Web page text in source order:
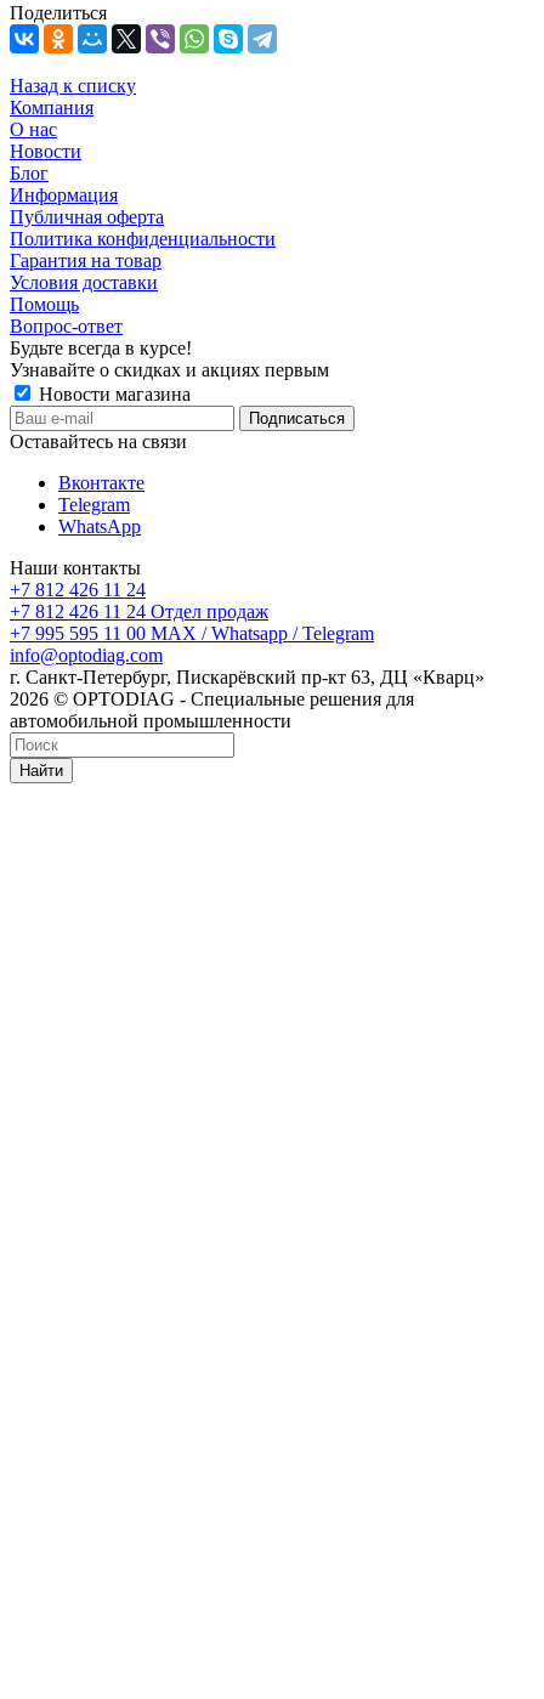
Поделиться
Назад к списку
Компания
О нас
Новости
Блог
Информация
Публичная оферта
Политика конфиденциальности
Гарантия на товар
Условия доставки
Помощь
Вопрос-ответ
Будьте всегда в курсе!
Узнавайте о скидках и акциях первым
Новости магазина
Оставайтесь на связи
Вконтакте
Telegram
WhatsApp
Наши контакты
+7 812 426 11 24
+7 812 426 11 24 Отдел продаж
+7 995 595 11 00 MAX / Whatsapp / Telegram
info@optodiag.com
г. Санкт-Петербург, Пискарёвский пр-кт 63, ДЦ «Кварц»
2026 © OPTODIAG - Специальные решения для
автомобильной промышленности
Найти